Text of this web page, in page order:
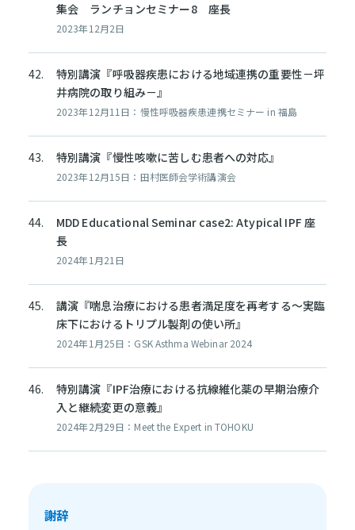
集会 ランチョンセミナー8 座長
2023年12月2日
特別講演『呼吸器疾患における地域連携の重要性－坪
井病院の取り組み－』
2023年12月11日：慢性呼吸器疾患連携セミナー in 福島
特別講演『慢性咳嗽に苦しむ患者への対応』
2023年12月15日：田村医師会学術講演会
MDD Educational Seminar case2: Atypical IPF 座
長
2024年1月21日
講演『喘息治療における患者満足度を再考する～実臨
床下におけるトリプル製剤の使い所』
2024年1月25日：GSK Asthma Webinar 2024
特別講演『IPF治療における抗線維化薬の早期治療介
入と継続変更の意義』
2024年2月29日：Meet the Expert in TOHOKU
謝辞